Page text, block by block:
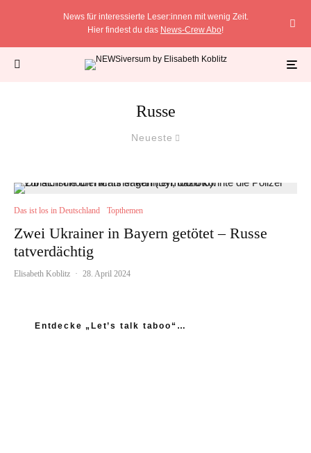
News für interessierte Leser:innen mit wenig Zeit.
Hier findest du das News-Crew Abo!
Russe
Neueste
Das ist los in Deutschland Topthemen
Zwei Ukrainer in Bayern getötet – Russe
tatverdächtig
Elisabeth Koblitz · 28. April 2024
Entdecke „Let’s talk taboo“…